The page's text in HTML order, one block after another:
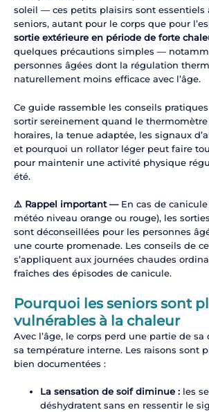
soleil — ces petits plaisirs sont essentiels
seniors, autant pour le corps que pour
sortie extérieure en période de forte
quelques précautions simples —
personnes âgées dont la régulation
naturellement moins efficace avec l’âge.
Ce guide rassemble les conseils
sortir sereinement quand le
horaires, la tenue adaptée, les signaux
et pourquoi un rollator léger peut faire
pour maintenir une activité physique
été.
⚠️ Rappel important — En cas de
météo niveau orange ou rouge), les
sont déconseillées pour les personnes
une courte promenade. Les conseils de
s’appliquent aux journées chaudes
fraîches des épisodes de canicule.
Pourquoi les seniors sont
vulnérables à la chaleur
Avec l’âge, le corps perd une partie de
sa température interne. Les raisons sont
bien documentées :
La sensation de soif diminue :les
déshydratent sans en ressentir le